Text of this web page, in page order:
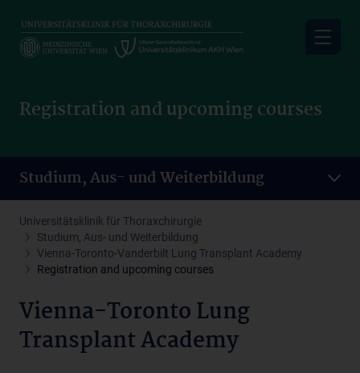
main
Registration and upcoming courses
Studium, Aus- und Weiterbildung
Universitätsklinik für Thoraxchirurgie
Studium, Aus- und Weiterbildung
Vienna-Toronto-Vanderbilt Lung Transplant Academy
Registration and upcoming courses
Vienna-Toronto Lung
Transplant Academy